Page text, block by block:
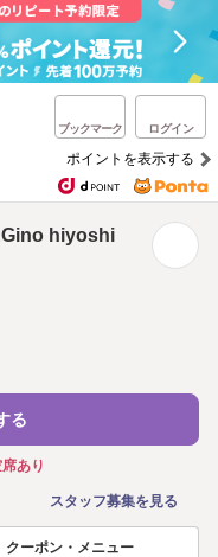
ブックマーク ログイン
ポイントを表示する
hiyoshi
る
席あり
スタッフ募集を見る
クーポン・メニュー